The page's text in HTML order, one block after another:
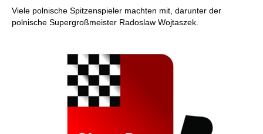
Viele polnische Spitzenspieler machten mit, darunter der
polnische Supergroßmeister Radoslaw Wojtaszek.